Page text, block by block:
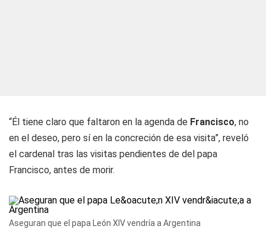
“Él tiene claro que faltaron en la agenda de Francisco, no
en el deseo, pero sí en la concreción de esa visita”, reveló
el cardenal tras las visitas pendientes de del papa
Francisco, antes de morir.
Aseguran que el papa León XIV vendría a Argentina